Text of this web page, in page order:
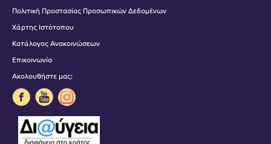
Πολιτική Προστασίας Προσωπικών Δεδομένων
Χάρτης Ιστότοπου
Κατάλογος Ανακοινώσεων
Επικοινωνία
Ακολουθήστε μας: